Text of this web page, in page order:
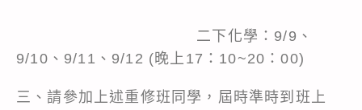
二下化學：9/9、
9/10、9/11、9/12 (晚上17：10~20：00)
三、請參加上述重修班同學，屆時準時到班上